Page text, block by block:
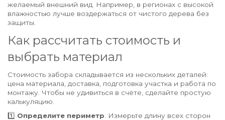
желаемый внешний вид. Например, в регионах с высокой
влажностью лучше воздержаться от чистого дерева без
защиты.
Как рассчитать стоимость и
выбрать материал
Стоимость забора складывается из нескольких деталей:
цена материала, доставка, подготовка участка и работа по
монтажу. Чтобы не удивиться в счёте, сделайте простую
калькуляцию.
1️⃣ Определите периметр . Измерьте длину всех сторон